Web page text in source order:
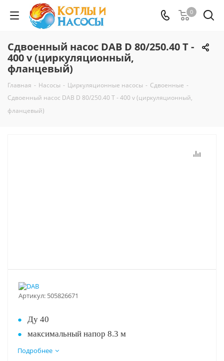
0
Сдвоенный насос DAB D 80/250.40 T -
400 v (циркуляционный,
фланцевый)
Главная - Насосы - Циркуляционные насосы - Сдвоенные -
Сдвоенный насос DAB D 80/250.40 T - 400 v (циркуляционный,
фланцевый)
Артикул: 505826671
Ду 40
максимальный напор 8.3 м
максимальный расход 22 м3/час
Подробнее